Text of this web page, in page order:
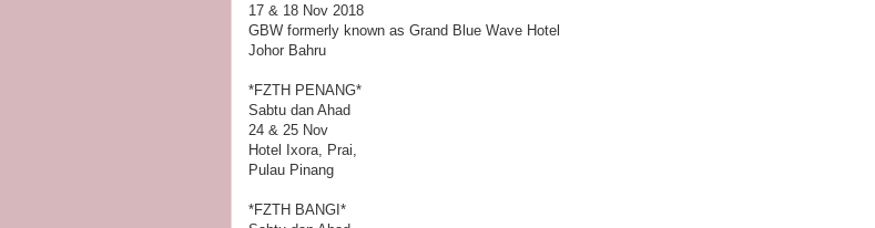
17 & 18 Nov 2018
GBW formerly known as Grand Blue Wave Hotel
Johor Bahru
*FZTH PENANG*
Sabtu dan Ahad
24 & 25 Nov
Hotel Ixora, Prai,
Pulau Pinang
*FZTH BANGI*